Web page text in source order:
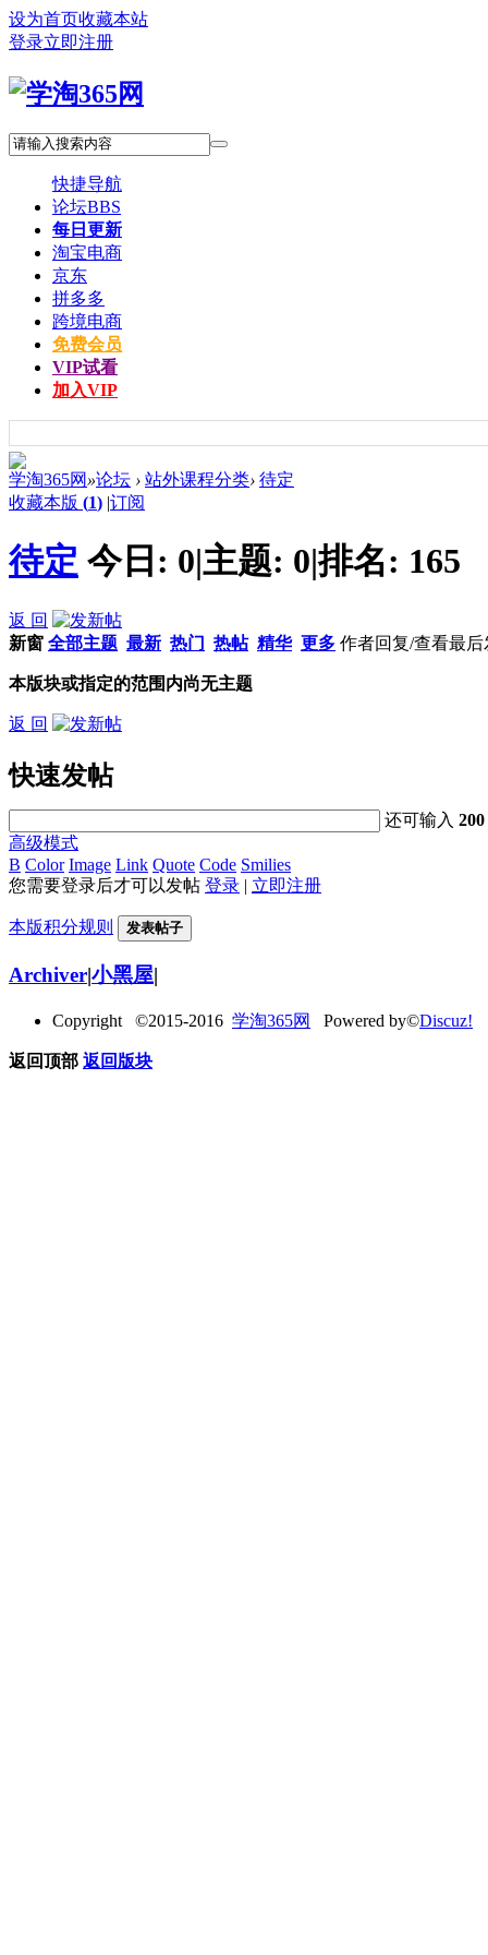
设为首页收藏本站
登录立即注册
快捷导航
论坛BBS
每日更新
淘宝电商
京东
拼多多
跨境电商
免费会员
VIP试看
加入VIP
学淘365网 »论坛 › 站外课程分类› 待定
收藏本版 (1) |订阅
待定 今日: 0|主题: 0|排名: 165
返 回
新窗 全部主题 最新 热门 热帖 精华 更多 作者回复/查看最后
本版块或指定的范围内尚无主题
返 回
快速发帖
还可输入200
高级模式
B Color Image Link Quote Code Smilies
您需要登录后才可以发帖 登录 | 立即注册
本版积分规则 发表帖子
Archiver|小黑屋|
Copyright ©2015-2016 学淘365网 Powered by©Discuz!
返回顶部 返回版块